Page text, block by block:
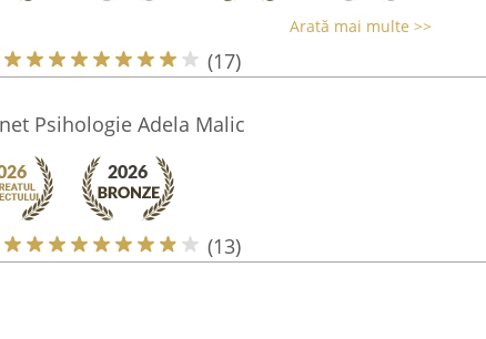
Arată mai multe >>
(17)
Psihologie Adela Malic
(13)